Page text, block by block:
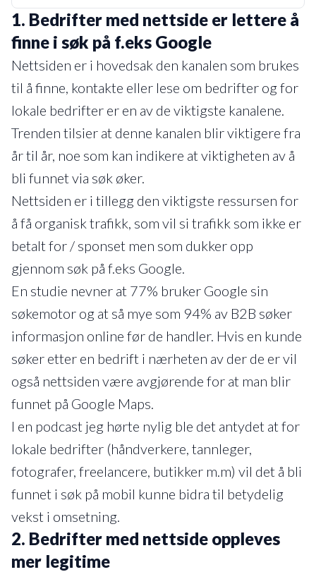
1. Bedrifter med nettside er lettere å
finne i søk på f.eks Google
Nettsiden er i hovedsak den kanalen som brukes
til å finne, kontakte eller lese om bedrifter og for
lokale bedrifter er en av de viktigste kanalene.
Trenden tilsier at denne kanalen blir viktigere fra
år til år, noe som kan indikere at viktigheten av å
bli funnet via søk øker.
Nettsiden er i tillegg den viktigste ressursen for
å få organisk trafikk, som vil si trafikk som ikke er
betalt for / sponset men som dukker opp
gjennom søk på f.eks Google.
En studie nevner at 77% bruker Google sin
søkemotor og at så mye som 94% av B2B søker
informasjon online før de handler. Hvis en kunde
søker etter en bedrift i nærheten av der de er vil
også nettsiden være avgjørende for at man blir
funnet på Google Maps.
I en podcast jeg hørte nylig ble det antydet at for
lokale bedrifter (håndverkere, tannleger,
fotografer, freelancere, butikker m.m) vil det å bli
funnet i søk på mobil kunne bidra til betydelig
vekst i omsetning.
2. Bedrifter med nettside oppleves
mer legitime